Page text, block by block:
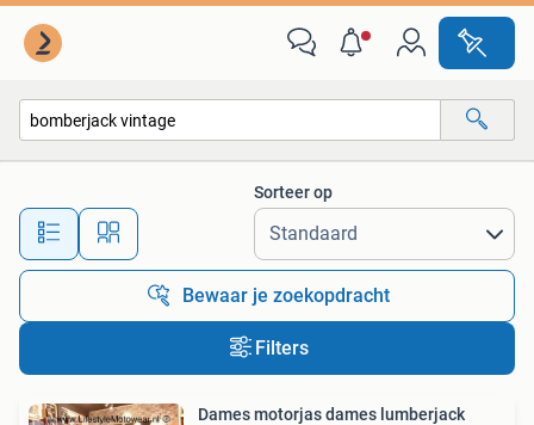
Alle afstanden…
Sorteer op
Bewaar je zoekopdracht
Filters
Dames motorjas dames lumberjack